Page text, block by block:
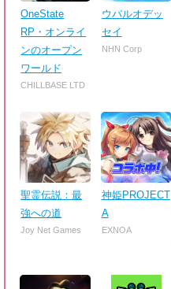
OneState
RP・オンライ
ンのオープン
ワールド
CHILLBASE LTD
ウパルオデッ
セイ
NHN Corp
聖霊伝説：最
強への道
Joy Net Games
神姫PROJECT
A
EXNOA